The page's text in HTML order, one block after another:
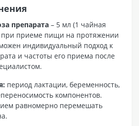
препарата – 5 мл (1 чайная
при приеме пищи на протяжении
индивидуальный подход к
и частоты его приема после
период лактации, беременность,
компонентов.
равномерно перемешать